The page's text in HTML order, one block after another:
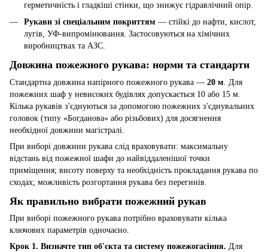
герметичність і гладкіші стінки, що знижує гідравлічний опір.
Рукави зі спеціальним покриттям — стійкі до нафти, кислот,
лугів, УФ-випромінювання. Застосовуються на хімічних
виробництвах та АЗС.
Довжина пожежного рукава: норми та стандарти
Стандартна довжина напірного пожежного рукава — 20 м . Для
пожежних шаф у невисоких будівлях допускається 10 або 15 м.
Кілька рукавів з'єднуються за допомогою пожежних з'єднувальних
головок (типу «Богданова» або різьбових) для досягнення
необхідної довжини магістралі.
При виборі довжини рукава слід враховувати: максимальну
відстань від пожежної шафи до найвіддаленішої точки
приміщення; висоту поверху та необхідність прокладання рукава по
сходах; можливість розгортання рукава без перегинів.
Як правильно вибрати пожежний рукав
При виборі пожежного рукава потрібно враховувати кілька
ключових параметрів одночасно.
Крок 1. Визначте тип об'єкта та систему пожежогасіння. Для